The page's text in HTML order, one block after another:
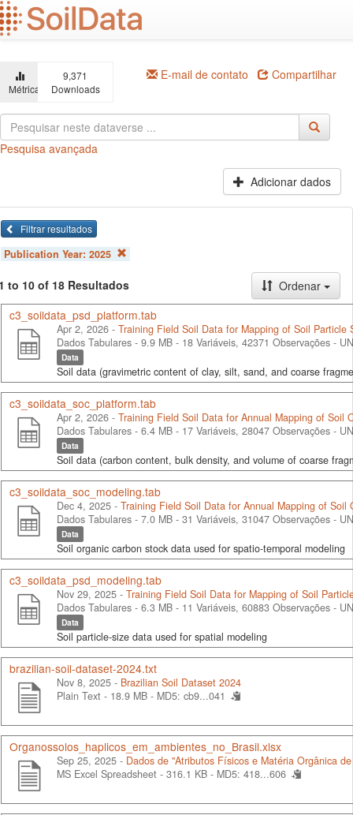
Ir
para
o
principal
Métricas
9,371
Downloads
E-mail de contato Compartilhar
Pesquisa avançada
Adicionar dados
Filtrar resultados
Publication Year: 2025
to 10 of 18 Resultados
Ordenar
c3_soildata_psd_platform.tab
Apr 2, 2026 - Training Field Soil Data for Mapping of Soil Particle
Dados Tabulares - 9.9 MB - 18 Variáveis, 42371 Observações -
Data
Soil data (gravimetric content of clay, silt, sand, and coarse
c3_soildata_soc_platform.tab
Apr 2, 2026 - Training Field Soil Data for Annual Mapping of Soil
Dados Tabulares - 6.4 MB - 17 Variáveis, 28047 Observações -
Data
Soil data (carbon content, bulk density, and volume of coarse
c3_soildata_soc_modeling.tab
Dec 4, 2025 - Training Field Soil Data for Annual Mapping of Soil
Dados Tabulares - 7.0 MB - 31 Variáveis, 31047 Observações -
Data
Soil organic carbon stock data used for spatio-temporal modeling
c3_soildata_psd_modeling.tab
Nov 29, 2025 - Training Field Soil Data for Mapping of Soil
Dados Tabulares - 6.3 MB - 11 Variáveis, 60883 Observações -
Data
Soil particle-size data used for spatial modeling
brazilian-soil-dataset-2024.txt
Nov 8, 2025 - Brazilian Soil Dataset 2024
Plain Text - 18.9 MB - MD5: cb9...041
Organossolos_haplicos_em_ambientes_no_Brasil.xlsx
Sep 25, 2025 - Dados de "Atributos Físicos e Matéria Orgânica
MS Excel Spreadsheet - 316.1 KB - MD5: 418...606